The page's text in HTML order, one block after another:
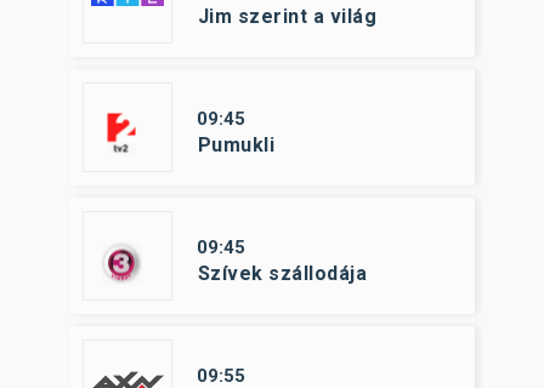
Jim szerint a világ
09:45
Pumukli
09:45
Szívek szállodája
09:55